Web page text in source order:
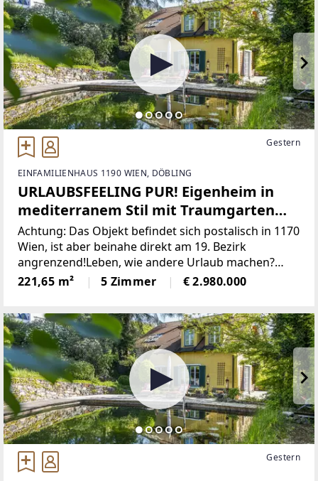
Gestern
EINFAMILIENHAUS 1190 WIEN, DÖBLING
URLAUBSFEELING PUR! Eigenheim in
mediterranem Stil mit Traumgarten
und Badeteich! Absolute Privatsphäre!
Achtung: Das Objekt befindet sich postalisch in 1170
Wien, ist aber beinahe direkt am 19. Bezirk
angrenzend!Leben, wie andere Urlaub machen?
Nachhausekommen und Natur pur einatmen?
Trotzdem nur 25 Minuten von der Innenstadt
221,65 m² 5 Zimmer € 2.980.000
Gestern